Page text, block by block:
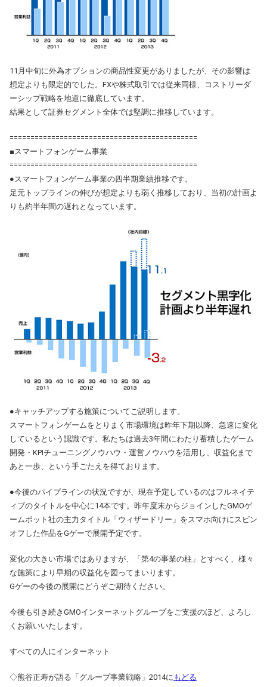
11月中旬に外為オプションの商品性変更がありましたが、その影響は
想定よりも限定的でした。FXや株式取引では従来同様、コストリーダ
ーシップ戦略を地道に徹底しています。
結果として証券セグメント全体では堅調に推移しています。
=============================================
■スマートフォンゲーム事業
=============================================
●スマートフォンゲーム事業の四半期業績推移です。
足元トップラインの伸びが想定よりも弱く推移しており、当初の計画よ
りも約半年間の遅れとなっています。
●キャッチアップする施策についてご説明します。
スマートフォンゲームをとりまく市場環境は昨年下期以降、急速に変化
しているという認識です。私たちは過去3年間にわたり蓄積したゲーム
開発・KPIチューニングノウハウ・運営ノウハウを活用し、収益化まで
あと一歩、という手ごたえを得ております。
●今後のパイプラインの状況ですが、現在予定しているのはフルネイテ
ィブのタイトルを中心に14本です。昨年度末からジョインしたGMOゲ
ームポット社の主力タイトル「ウィザードリー」をスマホ向けにスピン
オフした作品をGゲーで展開予定です。
変化の大きい市場ではありますが、「第4の事業の柱」とすべく、様々
な施策により早期の収益化を図ってまいります。
Gゲーの今後の展開にどうぞご期待ください。
今後も引き続きGMOインターネットグループをご支援のほど、よろし
くお願いいたします。
すべての人にインターネット
◇熊谷正寿が語る「グループ事業戦略」2014に もどる